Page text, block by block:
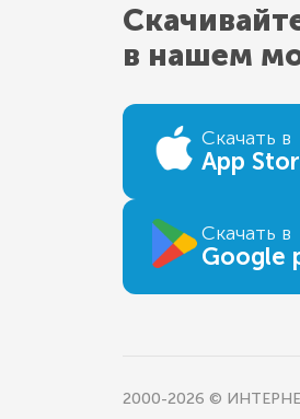
в нашем
Скачать в
App
Скачать в
Google
2000-2026 ©